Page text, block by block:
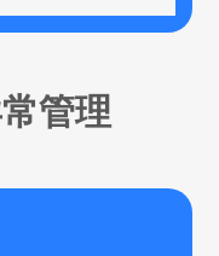
管理